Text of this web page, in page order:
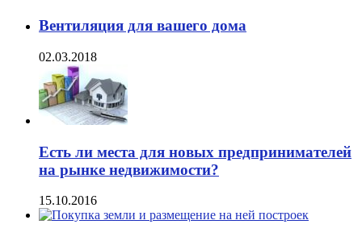
Вентиляция для вашего дома
02.03.2018
Есть ли места для новых предпринимателей
на рынке недвижимости?
15.10.2016